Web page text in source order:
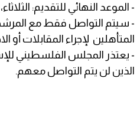
- الموعد النهائي للتقديم: الثلاثاء، 11/12/2025
- سيتم التواصل فقط مع
المتأهلين لإجراء المقابلات أو
- يعتذر المجلس الفلسطيني
الذين لن يتم التواصل معهم.